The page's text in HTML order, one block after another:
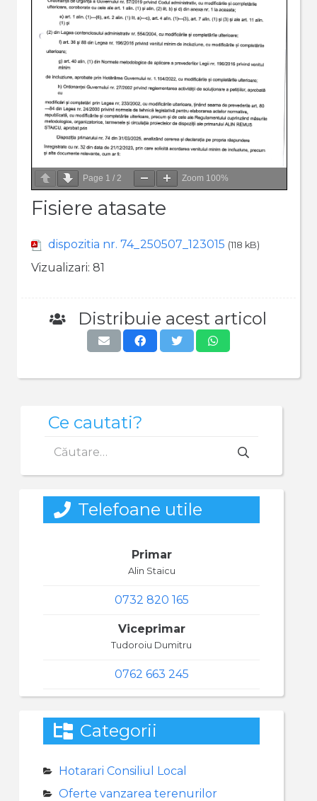
Page 1 / 2 Zoom 100%
Fisiere atasate
dispozitia nr. 74_250507_123015 (118 kB)
Vizualizari: 81
Distribuie acest articol
Ce cautati?
după:
Telefoane utile
Primar
Alin Staicu
0732 820 165
Viceprimar
Tudoroiu Dumitru
0762 663 245
Categorii
Hotarari Consiliul Local
Oferte vanzarea terenurilor